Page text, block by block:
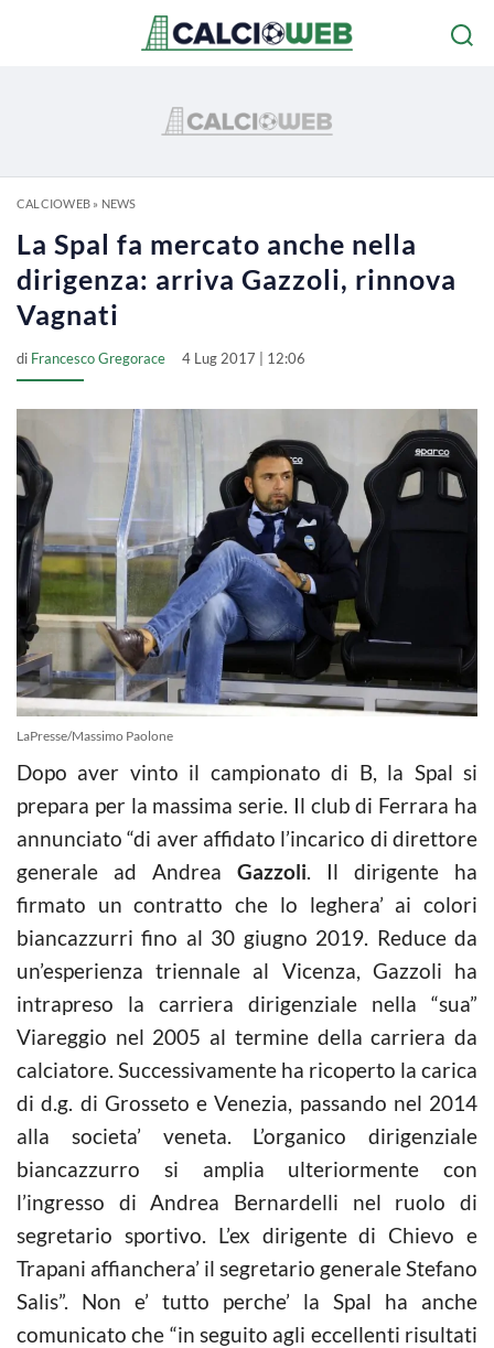
CALCIOWEB» NEWS
La Spal fa mercato anche nella
dirigenza: arriva Gazzoli, rinnova
Vagnati
di Francesco Gregorace 4 Lug 2017 | 12:06
LaPresse/Massimo Paolone
Dopo aver vinto il campionato di B, la Spal si
prepara per la massima serie. Il club di Ferrara ha
annunciato “di aver affidato l’incarico di direttore
generale ad Andrea Gazzoli. Il dirigente ha
firmato un contratto che lo leghera’ ai colori
biancazzurri fino al 30 giugno 2019. Reduce da
un’esperienza triennale al Vicenza, Gazzoli ha
intrapreso la carriera dirigenziale nella “sua”
Viareggio nel 2005 al termine della carriera da
calciatore. Successivamente ha ricoperto la carica
di d.g. di Grosseto e Venezia, passando nel 2014
alla societa’ veneta. L’organico dirigenziale
biancazzurro si amplia ulteriormente con
l’ingresso di Andrea Bernardelli nel ruolo di
segretario sportivo. L’ex dirigente di Chievo e
Trapani affianchera’ il segretario generale Stefano
Salis”. Non e’ tutto perche’ la Spal ha anche
comunicato che “in seguito agli eccellenti risultati